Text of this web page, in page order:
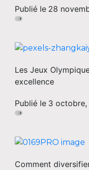
Publié le 28
Les Jeux
excellence
Publié le 3
Comment